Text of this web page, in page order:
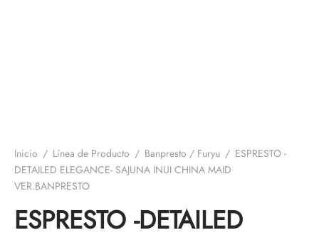
Inicio / Línea de Producto / Banpresto / Furyu / ESPRESTO -
DETAILED ELEGANCE- SAJUNA INUI CHINA MAID
VER.BANPRESTO
ESPRESTO -DETAILED